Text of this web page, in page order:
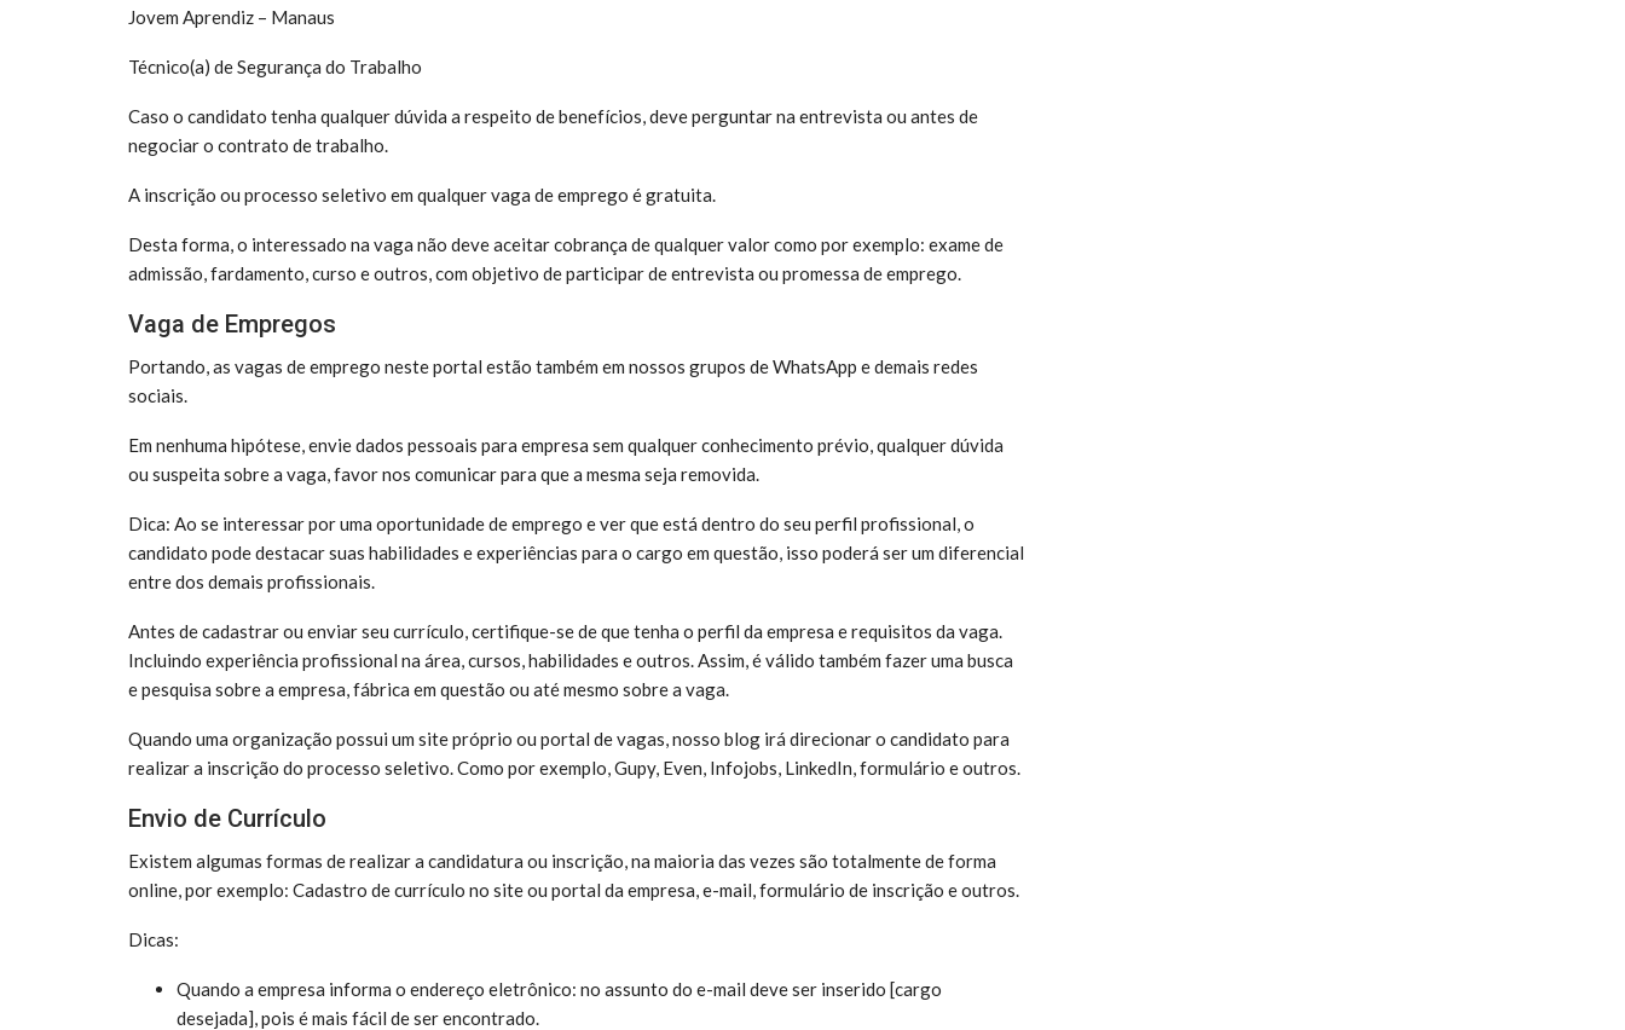
Jovem Aprendiz – Manaus
Técnico(a) de Segurança do Trabalho
Caso o candidato tenha qualquer dúvida a respeito de benefícios, deve perguntar na entrevista ou antes de
negociar o contrato de trabalho.
A inscrição ou processo seletivo em qualquer vaga de emprego é gratuita.
Desta forma, o interessado na vaga não deve aceitar cobrança de qualquer valor como por exemplo: exame de
admissão, fardamento, curso e outros, com objetivo de participar de entrevista ou promessa de emprego.
Vaga de Empregos
Portando, as vagas de emprego neste portal estão também em nossos grupos de WhatsApp e demais redes
sociais.
Em nenhuma hipótese, envie dados pessoais para empresa sem qualquer conhecimento prévio, qualquer dúvida
ou suspeita sobre a vaga, favor nos comunicar para que a mesma seja removida.
Dica: Ao se interessar por uma oportunidade de emprego e ver que está dentro do seu perfil profissional, o
candidato pode destacar suas habilidades e experiências para o cargo em questão, isso poderá ser um diferencial
entre dos demais profissionais.
Antes de cadastrar ou enviar seu currículo, certifique-se de que tenha o perfil da empresa e requisitos da vaga.
Incluindo experiência profissional na área, cursos, habilidades e outros. Assim, é válido também fazer uma busca
e pesquisa sobre a empresa, fábrica em questão ou até mesmo sobre a vaga.
Quando uma organização possui um site próprio ou portal de vagas, nosso blog irá direcionar o candidato para
realizar a inscrição do processo seletivo. Como por exemplo, Gupy, Even, Infojobs, LinkedIn, formulário e outros.
Envio de Currículo
Existem algumas formas de realizar a candidatura ou inscrição, na maioria das vezes são totalmente de forma
online, por exemplo: Cadastro de currículo no site ou portal da empresa, e-mail, formulário de inscrição e outros.
Dicas:
Quando a empresa informa o endereço eletrônico: no assunto do e-mail deve ser inserido [cargo
desejada], pois é mais fácil de ser encontrado.